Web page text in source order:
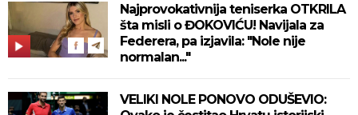
Najprovokativnija teniserka OTKRILA
šta misli o ĐOKOVIĆU! Navijala za
Federera, pa izjavila: "Nole nije
normalan..."
VELIKI NOLE PONOVO ODUŠEVIO: